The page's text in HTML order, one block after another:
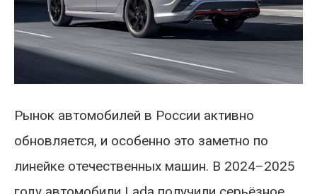
Рынок автомобилей в России активно
обновляется, и особенно это заметно по
линейке отечественных машин. В 2024–2025